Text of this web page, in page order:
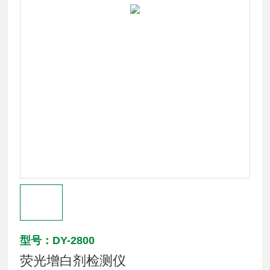
型号：DY-2800
荧光增白剂检测仪